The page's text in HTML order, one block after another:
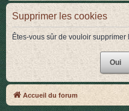
Supprimer les cookies
Êtes-vous sûr de vouloir
Accueil du forum